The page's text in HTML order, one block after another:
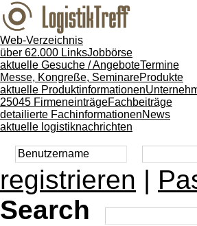
Web-Verzeichnis
über 62.000 LinksJobbörse
aktuelle Gesuche / AngeboteTermine
Messe, Kongreße, SeminareProdukte
aktuelle Produktinformationen
25045 FirmeneinträgeFachbeiträge
detailierte FachinformationenNews
aktuelle logistiknachrichten
registrieren |
Search